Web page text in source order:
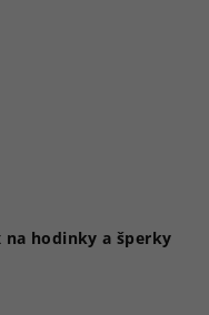
na hodinky a šperky